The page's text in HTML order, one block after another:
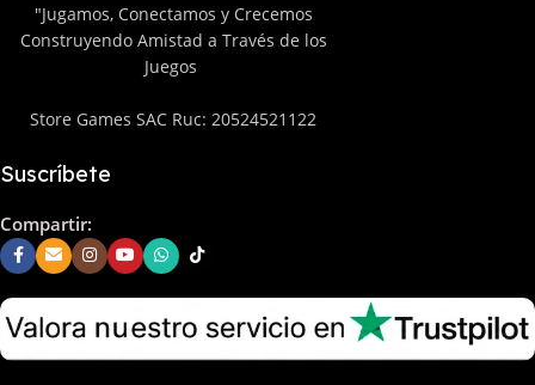
"Jugamos, Conectamos y Crecemos
Construyendo Amistad a Través de los
Juegos
Store Games SAC Ruc: 20524521122
Suscríbete
Compartir: